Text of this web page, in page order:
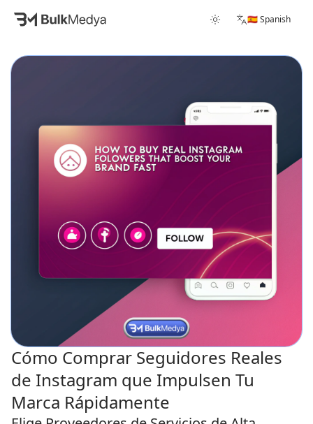
🇪🇸 Spanish
Cómo Comprar Seguidores Reales
de Instagram que Impulsen Tu
Marca Rápidamente